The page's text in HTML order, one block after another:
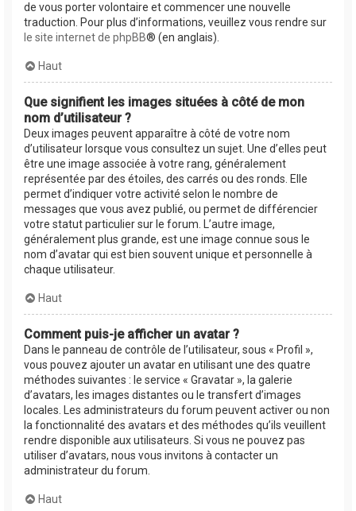
de vous porter volontaire et commencer une nouvelle
traduction. Pour plus d’informations, veuillez vous rendre sur
le site internet de phpBB® (en anglais).
Haut
Que signifient les images situées à côté de mon
nom d’utilisateur ?
Deux images peuvent apparaître à côté de votre nom
d’utilisateur lorsque vous consultez un sujet. Une d’elles peut
être une image associée à votre rang, généralement
représentée par des étoiles, des carrés ou des ronds. Elle
permet d’indiquer votre activité selon le nombre de
messages que vous avez publié, ou permet de différencier
votre statut particulier sur le forum. L’autre image,
généralement plus grande, est une image connue sous le
nom d’avatar qui est bien souvent unique et personnelle à
chaque utilisateur.
Haut
Comment puis-je afficher un avatar ?
Dans le panneau de contrôle de l’utilisateur, sous « Profil »,
vous pouvez ajouter un avatar en utilisant une des quatre
méthodes suivantes : le service « Gravatar », la galerie
d’avatars, les images distantes ou le transfert d’images
locales. Les administrateurs du forum peuvent activer ou non
la fonctionnalité des avatars et des méthodes qu’ils veuillent
rendre disponible aux utilisateurs. Si vous ne pouvez pas
utiliser d’avatars, nous vous invitons à contacter un
administrateur du forum.
Haut